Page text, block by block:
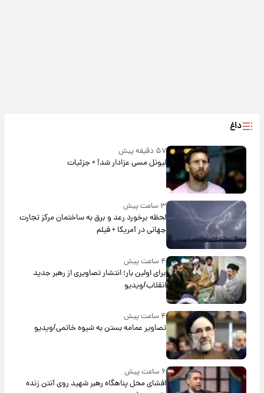
داغ
۵۷ دقیقه پیش
لیونل مسی عزادار شد! + جزئیات
۳ ساعت پیش
لحظه برخورد رعد و برق به ساختمان مرکز تجارت
جهانی در آمریکا + فیلم
۴ ساعت پیش
برای اولین بار؛ انتشار تصاویری از رهبر جدید
انقلاب/ویدیو
۴ ساعت پیش
تصاویر عمامه بستن به شیوه خاتمی/ویدیو
۶ ساعت پیش
افشای محل پناهگاه‌ رهبر شهید روی آنتن زنده